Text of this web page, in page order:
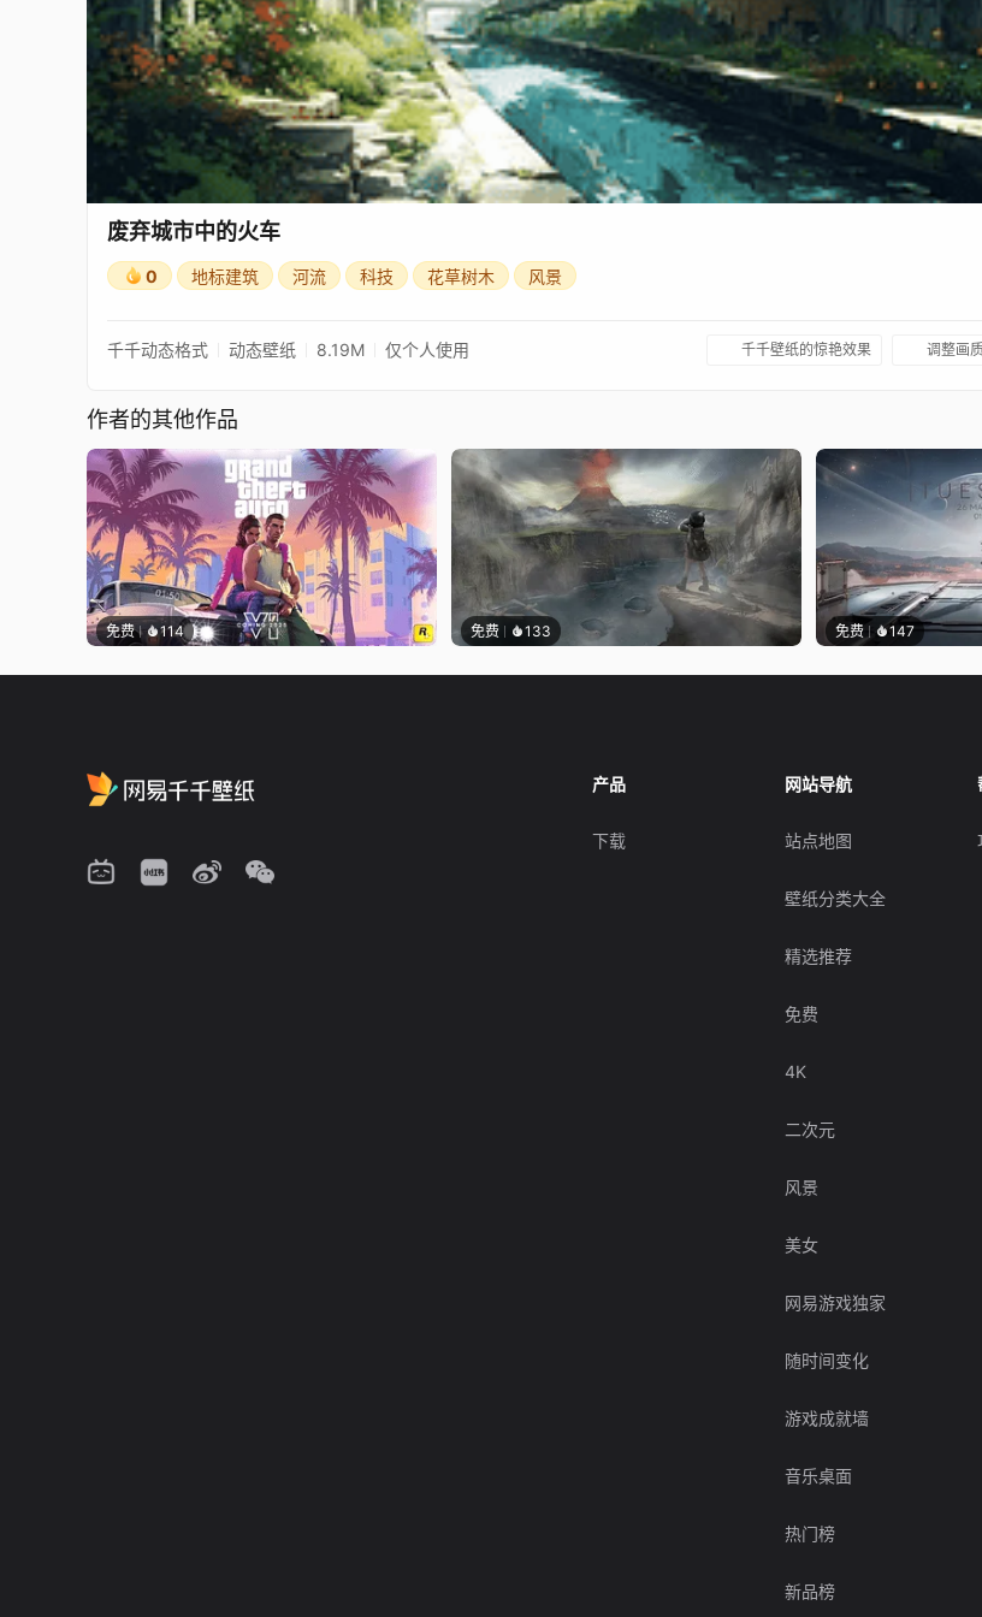
废弃城市中的火车
0 地标建筑 河流 科技 花草树木 风景
千千动态格式 动态壁纸 8.19M 仅个人使用 千千壁纸的惊艳效果 调整画
作者的其他作品
免费 114 免费 133 免费 147
产品
下载
网站导航
站点地图
壁纸分类大全
精选推荐
免费
4K
二次元
风景
美女
网易游戏独家
随时间变化
游戏成就墙
音乐桌面
热门榜
新品榜